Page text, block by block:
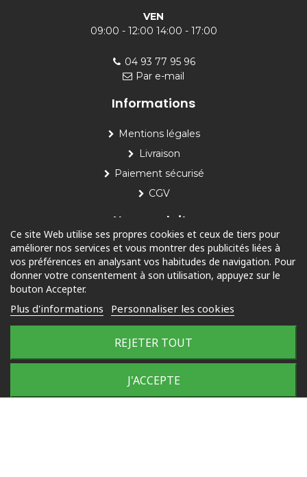
VEN
09:00 - 12:00 14:00 - 17:00
04 93 77 95 96
Par e-mail
Informations
Mentions légales
Livraison
Paiement sécurisé
CGV
Nos produits
Piscine
Jardin
Outdoor
© 2025 Tous droits réservés
Plan du site
Ce site Web utilise ses propres cookies et ceux de tiers pour
améliorer nos services et vous montrer des publicités liées à
vos préférences en analysant vos habitudes de navigation. Pour
donner votre consentement à son utilisation, appuyez sur le
bouton Accepter.
Plus d'informations Personnaliser les cookies
REJETER TOUT
J'ACCEPTE